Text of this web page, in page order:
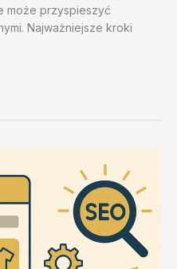
może przyspieszyć
Najważniejsze kroki